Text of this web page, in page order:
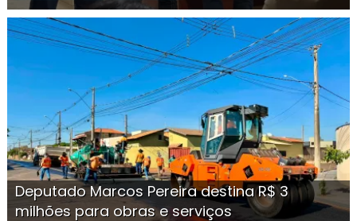
Deputado Marcos Pereira destina R$ 3
milhões para obras e serviços